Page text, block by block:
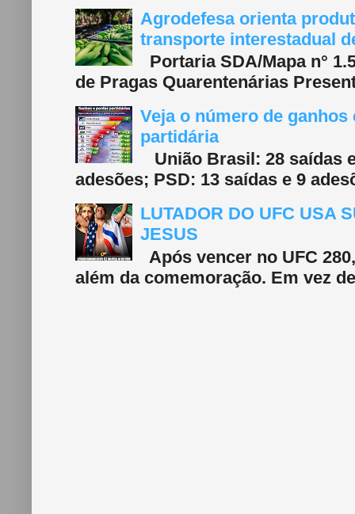
Agrodefesa orienta
transporte interestadual
Portaria SDA/Mapa n°
de Pragas Quarentenárias
Veja o número de
partidária
União Brasil: 28 saídas
adesões; PSD: 13 saídas e 9
LUTADOR DO UFC USA
JESUS
Após vencer no UFC
além da comemoração. Em vez